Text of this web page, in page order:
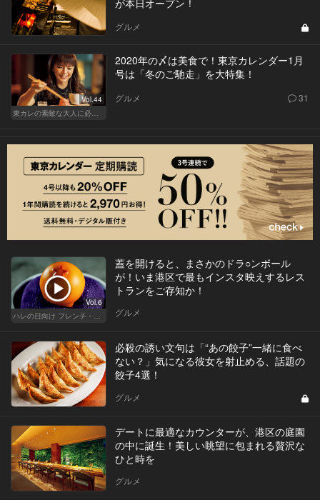
が本日オープン！
グルメ
Vol.44
東カレの素敵な大人に必要なこと
2020年の〆は美食で！東京カレンダー1月
号は「冬のご馳走」を大特集！
グルメ 31
Vol.6
ハレの日向け フレンチ・高級店
蓋を開けると、まさかのドラ○ンボール
が！いま港区で最もインスタ映えするレス
トランをご存知か！
グルメ
必殺の誘い文句は「“あの餃子”一緒に食べ
ない？」気になる彼女を射止める、話題の
餃子4選！
グルメ
デートに最適なカウンターが、港区の庭園
の中に誕生！美しい眺望に包まれる贅沢な
ひと時を
グルメ